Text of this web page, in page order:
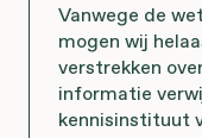
Vanwege de
mogen wij
verstrekken
informatie
kennisinstituut